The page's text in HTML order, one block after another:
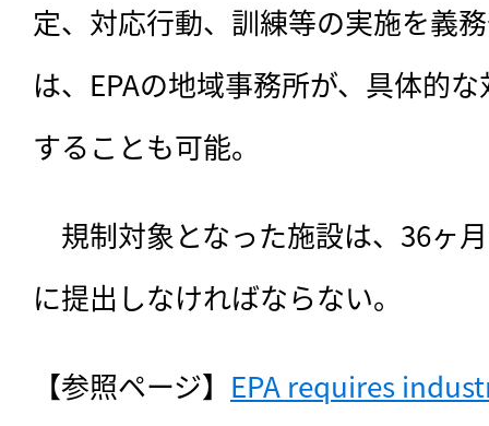
定、対応行動、訓練等の実施を義
は、EPAの地域事務所が、具体的
することも可能。
規制対象となった施設は、36ヶ
に提出しなければならない。
【参照ページ】 EPA requires